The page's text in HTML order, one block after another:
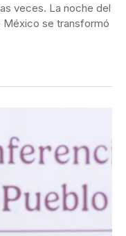
veces. La noche del
México se transformó